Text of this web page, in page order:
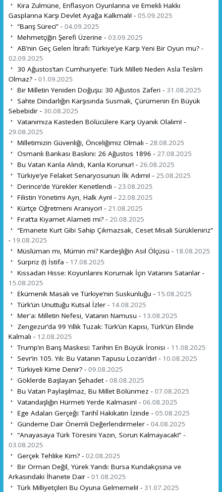
Kira Zulmüne, Enflasyon Oyunlarına ve Emekli Hakkı
Gasplarına Karşı Devlet Ayağa Kalkmalı! - 05.09.2025
“Barış Süreci” - 04.09.2025
Mehmetçiğin Şerefi Üzerine - 03.09.2025
AB’nin Geç Gelen İtirafı: Türkiye’ye Karşı Yeni Bir Oyun mu? -
02.09.2025
30 Ağustos’tan Cumhuriyet’e: Türk Milleti Neden Asla Teslim
Olmaz? - 01.09.2025
Bir Milletin Yeniden Doğuşu: 30 Ağustos Zaferi - 31.08.2025
Sahte Dindarlığın Karşısında Susmak, Çürümenin En Büyük
Sebebidir - 30.08.2025
Vatanımıza Kasteden Bölücülere Karşı Uyanık Olalım! -
29.08.2025
Milletimizin Güvenliği, Önceliğimiz Olmalı - 28.08.2025
Osmanlı Bankası Baskını: 26 Ağustos 1896 - 27.08.2025
Bu Vatan Kanla Alındı, Kanla Korunur! - 26.08.2025
Türkiye’ye Felaket Senaryosunun İlk Adımı! - 25.08.2025
Derince’de Yürekler Kenetlendi - 23.08.2025
Filistin Yönetimi Ayrı, Halk Ayrı! - 22.08.2025
Kürtçe Öğretmeni Aranıyor! - 21.08.2025
Fırat’ta Kıyamet Alameti mi? - 20.08.2025
“Emanete Kurt Gibi Sahip Çıkmazsak, Ceset Misali Sürükleniriz”
- 19.08.2025
Müslüman mı, Mümin mi? Kardeşliğin Asıl Ölçüsü - 18.08.2025
Sürpriz (!) İstifa - 17.08.2025
Kıssadan Hisse: Koyunlarını Korumak İçin Vatanını Satanlar -
15.08.2025
Ekümenik Masalı ve Türkiye’nin Suskunluğu - 15.08.2025
Türk’ün Unuttuğu Kutsal İzler - 14.08.2025
Mer'a: Milletin Nefesi, Vatanın Namusu - 13.08.2025
Zengezur’da 99 Yıllık Tuzak: Türk’ün Kapısı, Türk’ün Elinde
Kalmalı - 12.08.2025
Trump’ın Barış Maskesi: Tarihin En Büyük İronisi - 11.08.2025
Sevr’in 105. Yılı: Bu Vatanın Tapusu Lozan’dır! - 10.08.2025
Türkiyeli Kime Denir? - 09.08.2025
Göklerde Başlayan Şehadet - 08.08.2025
Bu Vatan Paylaşılmaz, Bu Millet Bölünmez - 07.08.2025
Vatandaşlığın Hürmeti Yerde Kalmasın! - 06.08.2025
Ege Adaları Gerçeği: Tarihî Hakikatin İzinde - 05.08.2025
Gündeme Dair Önemli Değerlendirmeler - 04.08.2025
“Anayasaya Türk Töresini Yazın, Sorun Kalmayacak!” -
03.08.2025
Gerçek Tehlike Kim? - 02.08.2025
Bir Orman Değil, Yürek Yandı: Bursa Kundakçısına ve
Arkasındaki İhanete Dair - 01.08.2025
Türk Milliyetçileri Bu Oyuna Gelmemeli! - 31.07.2025